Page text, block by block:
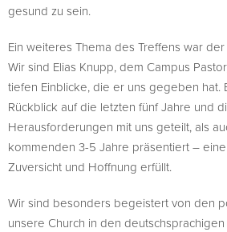
gesund zu sein.
Ein weiteres Thema des Treffens war
Wir sind Elias Knupp, dem Campus
tiefen Einblicke, die er uns gegeben hat.
Rückblick auf die letzten fünf Jahre und
Herausforderungen mit uns geteilt, als
kommenden 3-5 Jahre präsentiert –
Zuversicht und Hoffnung erfüllt.
Wir sind besonders begeistert von den
unsere Church in den